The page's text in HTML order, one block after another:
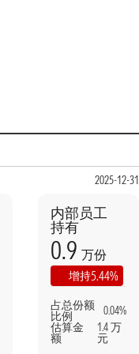
2025-12-31
内部员工
持有
0.9 万份
增持5.44%
占总份额
比例
0.04%
估算金
额
1.4 万
元